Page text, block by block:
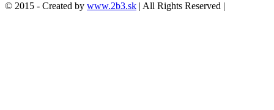
© 2015 - Created by www.2b3.sk | All Rights Reserved |